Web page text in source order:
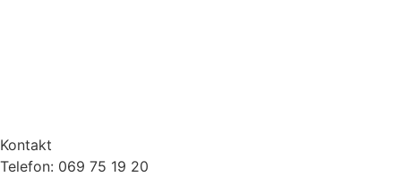
Kontakt
Telefon: 069 75 19 20